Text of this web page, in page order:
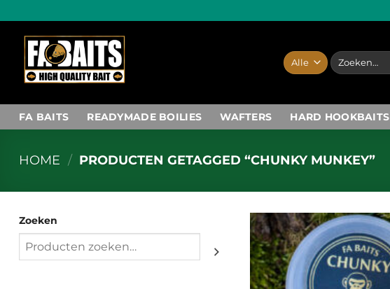
naar
inhoud
Zoeken
naar:
FA BAITS READYMADE BOILIES WAFTERS HARD HOOKBAITS
HOME / PRODUCTEN GETAGGED “CHUNKY MUNKEY”
Zoeken